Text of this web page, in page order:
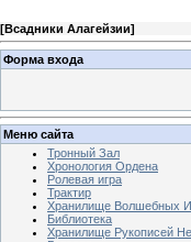
[Всадники Алагейзии]
Форма входа
Меню сайта
Тронный Зал
Хронология Ордена
Ролевая игра
Трактир
Хранилище Волшебных
Библиотека
Хранилище Рукописей